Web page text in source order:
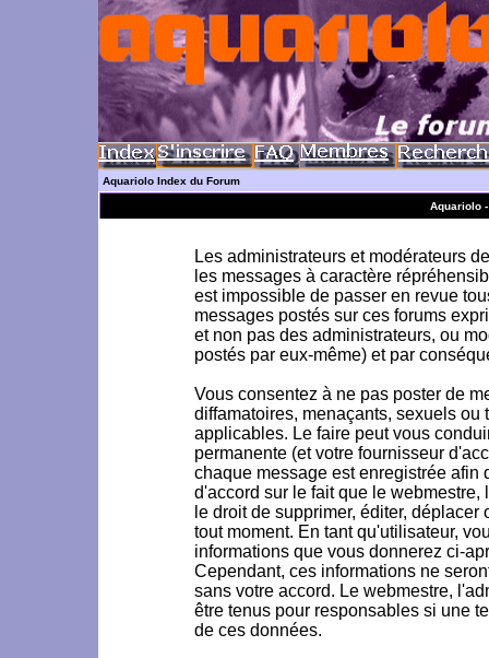
Aquariolo Index du Forum
Aquariolo
Les administrateurs et modérateurs
les messages à caractère
est impossible de passer en revue
messages postés sur ces forums
et non pas des administrateurs, ou
postés par eux-même) et par
Vous consentez à ne pas poster de
diffamatoires, menaçants, sexuels
applicables. Le faire peut vous
permanente (et votre fournisseur
chaque message est enregistrée afin
d'accord sur le fait que le
le droit de supprimer, éditer,
tout moment. En tant qu'utilisateur,
informations que vous donnerez ci-
Cependant, ces informations ne
sans votre accord. Le webmestre,
être tenus pour responsables si une
de ces données.